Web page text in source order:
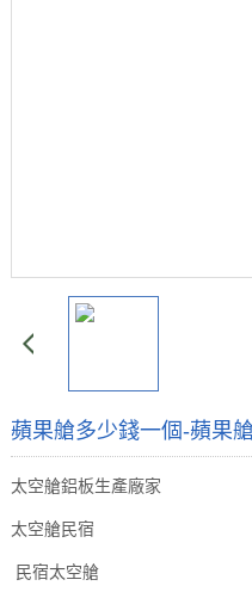
蘋果艙多少錢一個-蘋果
太空艙鋁板生產廠家
太空艙民宿
民宿太空艙